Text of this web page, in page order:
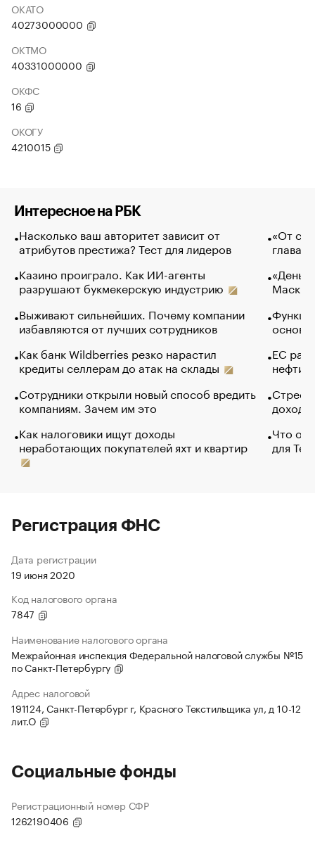
ОКАТО
40273000000
ОКТМО
40331000000
ОКФС
16
ОКОГУ
4210015
Интересное на РБК
Насколько ваш авторитет зависит от
атрибутов престижа? Тест для лидеров
Казино проиграло. Как ИИ-агенты
разрушают букмекерскую индустрию
Выживают сильнейших. Почему компании
избавляются от лучших сотрудников
Как банк Wildberries резко нарастил
кредиты селлерам до атак на склады
Сотрудники открыли новый способ вредить
компаниям. Зачем им это
Как налоговики ищут доходы
неработающих покупателей яхт и квартир
«От
глава
Маск в
основ
ЕС
нефти
Что
для
Регистрация ФНС
Дата регистрации
19 июня 2020
Код налогового органа
7847
Наименование налогового органа
Межрайонная инспекция Федеральной налоговой службы №15
по Санкт-Петербургу
Адрес налоговой
191124, Санкт-Петербург г, Красного Текстильщика ул, д 10-12
лит.О
Социальные фонды
Регистрационный номер СФР
1262190406